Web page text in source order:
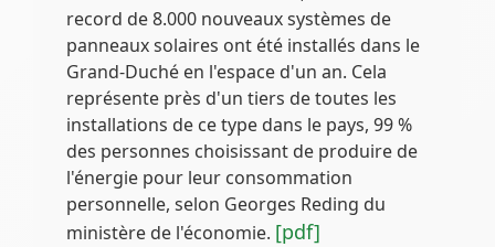
record de 8.000 nouveaux systèmes de
panneaux solaires ont été installés dans le
Grand-Duché en l'espace d'un an. Cela
représente près d'un tiers de toutes les
installations de ce type dans le pays, 99 %
des personnes choisissant de produire de
l'énergie pour leur consommation
personnelle, selon Georges Reding du
ministère de l'économie. [pdf]